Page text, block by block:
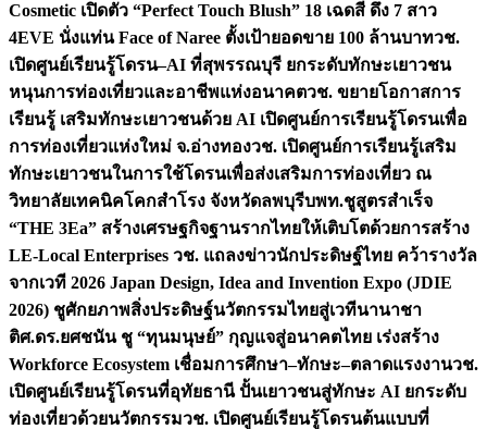
Cosmetic เปิดตัว “Perfect Touch Blush” 18 เฉดสี ดึง 7 สาว
4EVE นั่งแท่น Face of Naree ตั้งเป้ายอดขาย 100 ล้านบาทวช.
เปิดศูนย์เรียนรู้โดรน–AI ที่สุพรรณบุรี ยกระดับทักษะเยาวชน
หนุนการท่องเที่ยวและอาชีพแห่งอนาคตวช. ขยายโอกาสการ
เรียนรู้ เสริมทักษะเยาวชนด้วย AI เปิดศูนย์การเรียนรู้โดรนเพื่อ
การท่องเที่ยวแห่งใหม่ จ.อ่างทองวช. เปิดศูนย์การเรียนรู้เสริม
ทักษะเยาวชนในการใช้โดรนเพื่อส่งเสริมการท่องเที่ยว ณ
วิทยาลัยเทคนิคโคกสำโรง จังหวัดลพบุรีบพท.ชูสูตรสำเร็จ
“THE 3Ea” สร้างเศรษฐกิจฐานรากไทยให้เติบโตด้วยการสร้าง
LE-Local Enterprises วช. แถลงข่าวนักประดิษฐ์ไทย คว้ารางวัล
จากเวที 2026 Japan Design, Idea and Invention Expo (JDIE
2026) ชูศักยภาพสิ่งประดิษฐ์นวัตกรรมไทยสู่เวทีนานาชา
ติศ.ดร.ยศชนัน ชู “ทุนมนุษย์” กุญแจสู่อนาคตไทย เร่งสร้าง
Workforce Ecosystem เชื่อมการศึกษา–ทักษะ–ตลาดแรงงานวช.
เปิดศูนย์เรียนรู้โดรนที่อุทัยธานี ปั้นเยาวชนสู่ทักษะ AI ยกระดับ
ท่องเที่ยวด้วยนวัตกรรมวช. เปิดศูนย์เรียนรู้โดรนต้นแบบที่